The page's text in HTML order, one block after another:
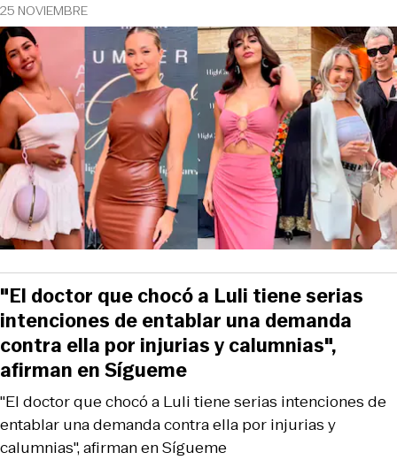
25 NOVIEMBRE
"El doctor que chocó a Luli tiene serias intenciones de
entablar una demanda contra ella por injurias y
calumnias", afirman en Sígueme
"El doctor que chocó a Luli tiene serias
intenciones de entablar una demanda
contra ella por injurias y calumnias",
afirman en Sígueme